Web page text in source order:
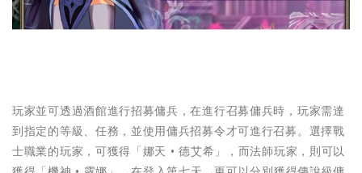
玩家並可透過酒館進行招募傭兵，在進行召募傭兵時，玩家需達
到指定的等級、任務，並使用傭兵招募令才可進行召募。選擇戰
士職業的玩家，可獲得「娜天 • 德艾希」，而法師玩家，則可以